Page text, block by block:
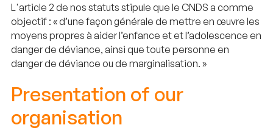
L'article 2 de nos statuts stipule que le CNDS a comme
objectif : « d’une façon générale de mettre en œuvre les
moyens propres à aider l’enfance et et l’adolescence en
danger de déviance, ainsi que toute personne en
danger de déviance ou de marginalisation. »
Presentation of our
organisation